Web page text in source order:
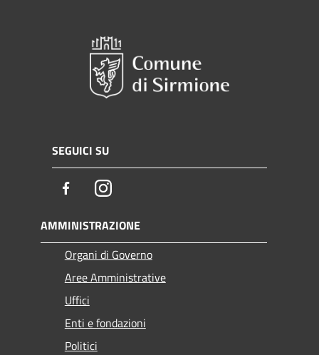
SEGUICI SU
FacebookInstagram
AMMINISTRAZIONE
Organi di Governo
Aree Amministrative
Uffici
Enti e fondazioni
Politici